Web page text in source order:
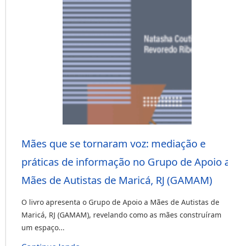
Mães que se tornaram voz: mediação e
práticas de informação no Grupo de Apoio
Mães de Autistas de Maricá, RJ (GAMAM)
O livro apresenta o Grupo de Apoio a Mães de Autistas de
Maricá, RJ (GAMAM), revelando como as mães construíram
um espaço...